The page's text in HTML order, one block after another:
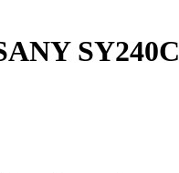
SY240C